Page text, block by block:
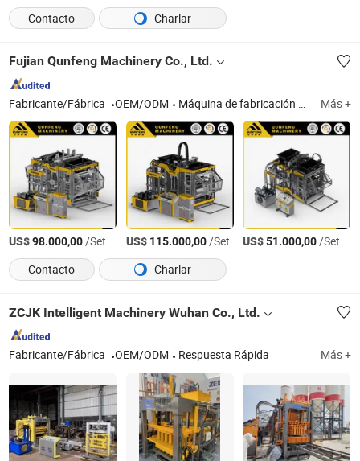
Contacto Charlar
Fujian Qunfeng Machinery Co., Ltd.
Fabricante/Fábrica OEM/ODM Máquina de fabricación de bloques de ladrillo, máquina de bordillo de concreto, máquina de formación de adoquines, máquina de fabricación de tejas para techos, máquina de piedras de pavimentación, máquina de bloques AAC, máquina de ladrillos AAC, máquina de ladrillos, máquina de bloques, producción de AAC Más +
US$98.000,00/Set US$ 115.000,00/Set US$51.000,00/Set
Contacto
Charlar
ZCJK Intelligent Machinery Wuhan Co., Ltd.
Fabricante/Fábrica OEM/ODM Respuesta Rápida Más +